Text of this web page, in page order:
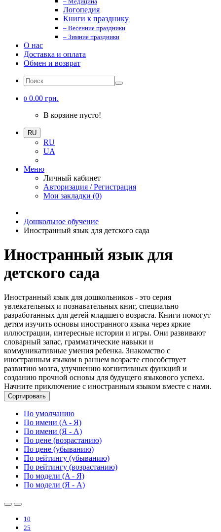
Логопедия
Книги к празднику
– Весенние праздники
– Зимние праздники
О нас
Доставка и оплата
Обмен и возврат
0 0.00 грн.
В корзине пусто!
RU
RU
UA
Меню
Личный кабинет
Авторизация / Регистрация
Мои закладки (0)
Дошкольное обучение
Иностранный язык для детского сада
Иностранный язык для
детского сада
Иностранный язык для дошкольников - это серия
увлекательных и познавательных книг, специально
разработанных для детей младшего возраста. Книги помогут
детям изучить основы иностранного языка через яркие
иллюстрации, интересные истории и игры. Они развивают
словарный запас, грамматические навыки и
коммуникативные умения ребенка. Знакомство с
иностранным языком в раннем возрасте способствует
развитию мозга, улучшению когнитивных функций и
созданию прочной основы для будущего языкового успеха.
Начните приключение с иностранным языком вместе с нами.
Сортировать
По умолчанию
По имени (A - Я)
По имени (Я - A)
По цене (возрастанию)
По цене (убыванию)
По рейтингу (убыванию)
По рейтингу (возрастанию)
По модели (A - Я)
По модели (Я - A)
10
25